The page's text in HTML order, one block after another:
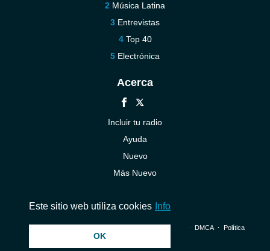
Música Latina
Entrevistas
Top 40
Electrónica
Acerca
Incluir tu radio
Ayuda
Nuevo
Más Nuevo
© 2026 InstantAudio. Reservados todos los derechos. ・ DMCA・ Política
Este sitio web utiliza cookies Info
OK